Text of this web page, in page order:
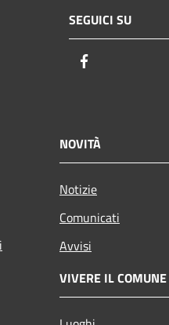
SEGUICI SU
NOVITÀ
Notizie
Comunicati
Avvisi
VIVERE IL COMUNE